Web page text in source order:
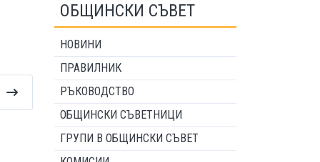
ОБЩИНСКИ СЪВЕТ
НОВИНИ
ПРАВИЛНИК
РЪКОВОДСТВО
ОБЩИНСКИ СЪВЕТНИЦИ
ГРУПИ В ОБЩИНСКИ СЪВЕТ